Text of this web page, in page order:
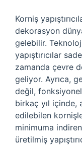
Korniş
dekorasyon
gelebilir.
yapıştırıcılar
zamanda çevre
geliyor. Ayrıca,
değil,
birkaç yıl içinde,
edilebilen
minimuma
üretilmiş